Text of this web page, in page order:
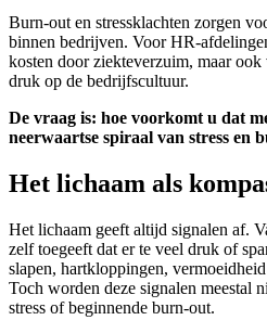
Burn-out en stressklachten zorgen
binnen bedrijven. Voor HR-
kosten door ziekteverzuim, maar
druk op de bedrijfscultuur.
De vraag is: hoe voorkomt u dat
neerwaartse spiraal van stress en
Het lichaam als
Het lichaam geeft altijd signalen af.
zelf toegeeft dat er te veel druk of
slapen, hartkloppingen,
Toch worden deze signalen meestal
stress of beginnende burn-out.